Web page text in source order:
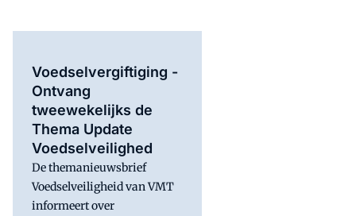
Voedselvergiftiging -
Ontvang
tweewekelijks de
Thema Update
Voedselveilighed
De themanieuwsbrief
Voedselveiligheid van VMT
informeert over